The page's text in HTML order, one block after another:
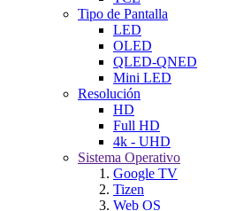
Tipo de Pantalla
LED
OLED
QLED-QNED
Mini LED
Resolución
HD
Full HD
4k - UHD
Sistema Operativo
Google TV
Tizen
Web OS